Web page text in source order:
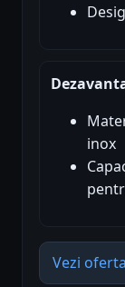
inox
Vezi oferta